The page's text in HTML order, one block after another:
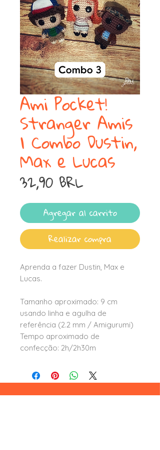
Ami Pocket!
Stranger Amis
| Combo Dustin,
Max e Lucas
32,90 BRL
Agregar al carrito
Realizar compra
Aprenda a fazer Dustin, Max e
Lucas.
Tamanho aproximado: 9 cm
usando linha e agulha de
referência (2.2 mm / Amigurumi)
Tempo aproximado de
confecção: 2h/2h30m